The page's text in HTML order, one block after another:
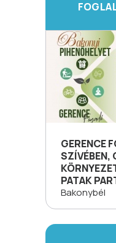
GERENCE
SZÍVÉBEN,
PATAK
Bakonybél